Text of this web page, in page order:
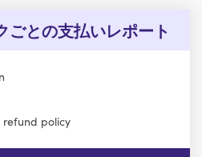
ごとの支払いレポート
refund policy